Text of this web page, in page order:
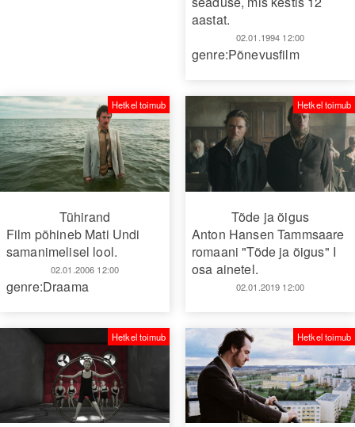
aastat.
02.01.1994 12:00
genre:Põnevusfilm
Tühirand
Film põhineb Mati Undi
samanimelisel lool.
02.01.2006 12:00
Hetkel toimub
genre:Draama
Tõde ja õigus
Anton Hansen Tammsaare
romaani "Tõde ja õigus" I
osa ainetel.
02.01.2019 12:00
Hetkel toimub
Hetkel toimub Hetkel toimub